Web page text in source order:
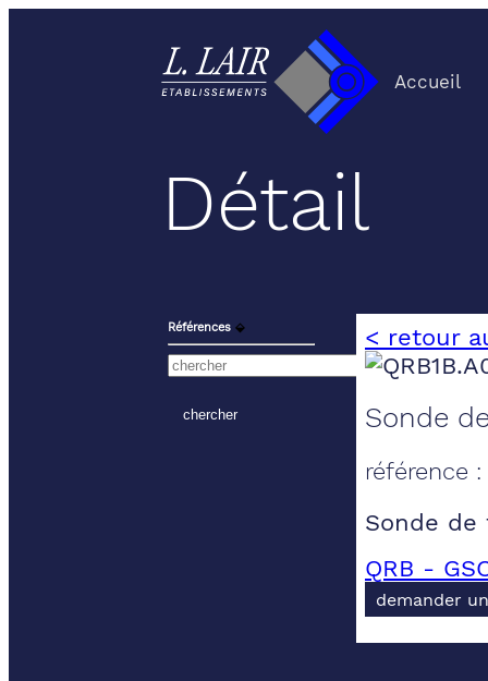
Accueil
Détail
Références ⬙ < retour
Sonde
référence :
Sonde
QRB -
demander